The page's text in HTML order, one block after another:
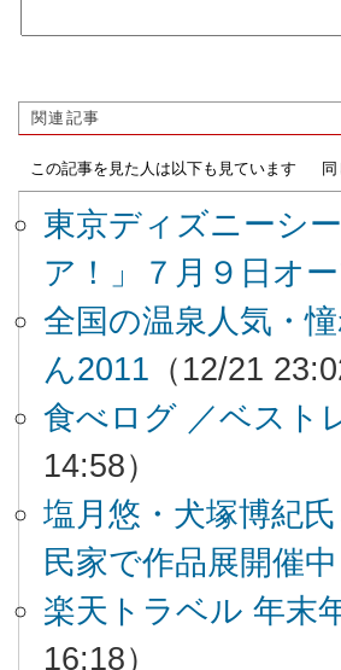
関連記事
この記事を見た人は以下も見ています 同
東京ディズニーシ
ア！」７月９日オ
全国の温泉人気・
ん2011 （12/21
食べログ ／ベス
14:58）
塩月悠・犬塚博紀
民家で作品展開催
楽天トラベル 年末
16:18）